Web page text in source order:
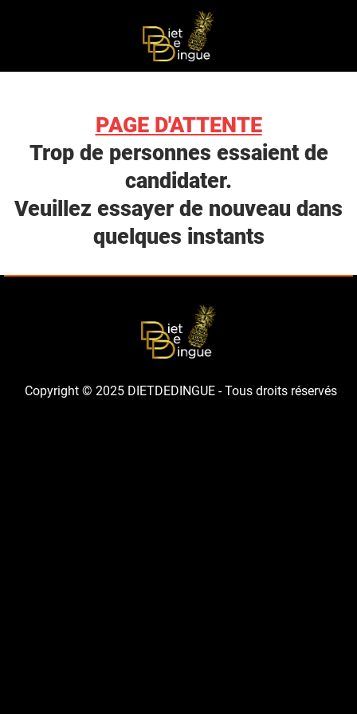
PAGE D'ATTENTE
Trop de personnes essaient de
candidater.
Veuillez essayer de nouveau dans
quelques instants
Copyright © 2025 DIETDEDINGUE - Tous droits réservés